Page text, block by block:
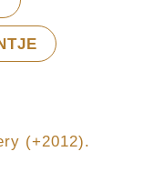
(+2012).